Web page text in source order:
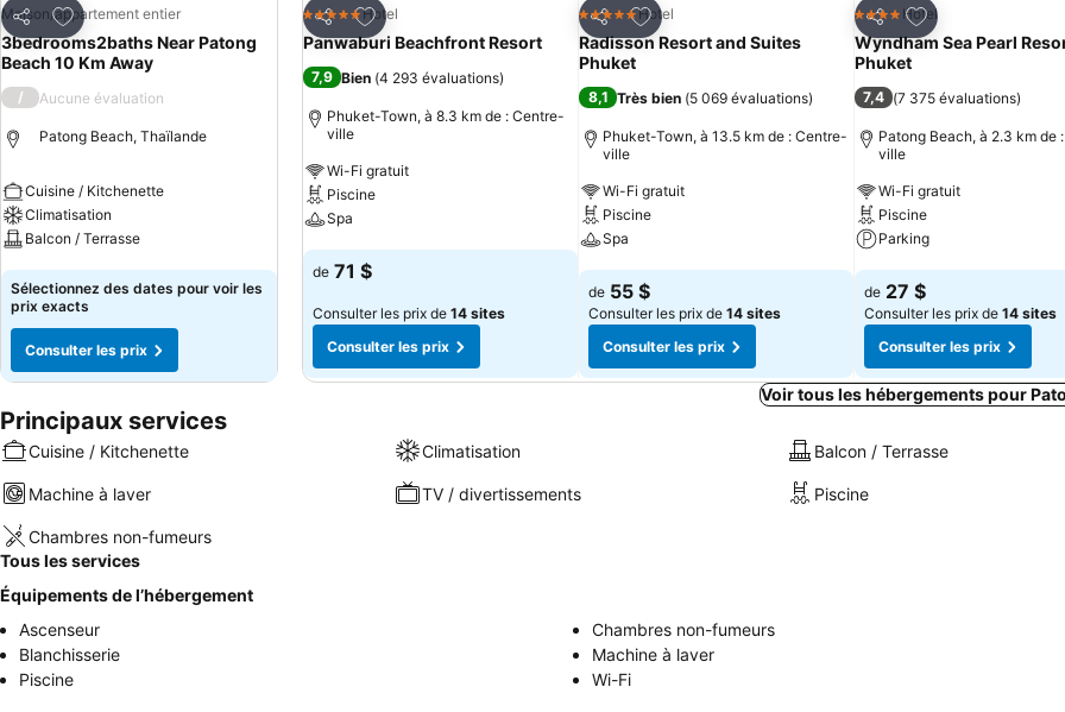
Partager
Ajouter à mes favoris
Maison/appartement entier
3bedrooms2baths Near Patong
Beach 10 Km Away
/ Aucune évaluation
Patong Beach, Thaïlande
Cuisine / Kitchenette
Climatisation
Balcon / Terrasse
Consulter les prix
Sélectionnez des dates pour voir les
prix exacts
Consulter les prix
Partager
Ajouter à mes favoris
5 Étoiles Hotel
Panwaburi Beachfront Resort
7,9 Bien (4 293 évaluations)
Phuket-Town, à 8.3 km de : Centre-
ville
Wi-Fi gratuit
Piscine
Spa
Consulter les prix
de 71 $
Consulter les prix de 14 sites
Consulter les prix
Partager
Ajouter à mes favoris
5 Étoiles Hotel
Radisson Resort and Suites
Phuket
8,1 Très bien (5 069 évaluations)
Phuket-Town, à 13.5 km de : Centre-
ville
Wi-Fi gratuit
Piscine
Spa
Consulter les prix
de 55 $
Consulter les prix de 14 sites
Consulter les prix
Partager
Ajouter à mes
4 ÉtoilesHotel
Wyndham Sea Pearl
Phuket
7,4 (7 375 évaluations)
Patong Beach, à 2.3 km de
ville
Wi-Fi gratuit
Piscine
Parking
Consulter les prix
de 27 $
Consulter les prix de 14 sites
Consulter les prix
Voir tous les hébergements pour
Principaux services
Cuisine / Kitchenette Climatisation Balcon / Terrasse
Machine à laver TV / divertissements Piscine
Chambres non-fumeurs
Tous les services
Équipements de l’hébergement
Ascenseur
Chambres non-fumeurs
Blanchisserie
Machine à laver
Piscine
Wi-Fi